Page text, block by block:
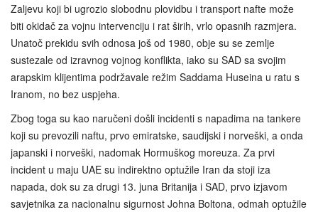
Zaljevu koji bi ugrozio slobodnu plovidbu i transport nafte može
biti okidač za vojnu intervenciju i rat širih, vrlo opasnih razmjera.
Unatoč prekidu svih odnosa još od 1980, obje su se zemlje
sustezale od izravnog vojnog konflikta, iako su SAD sa svojim
arapskim klijentima podržavale režim Saddama Huseina u ratu s
Iranom, no bez uspjeha.
Zbog toga su kao naručeni došli incidenti s napadima na tankere
koji su prevozili naftu, prvo emiratske, saudijski i norveški, a onda
japanski i norveški, nadomak Hormuškog moreuza. Za prvi
incident u maju UAE su indirektno optužile Iran da stoji iza
napada, dok su za drugi 13. juna Britanija i SAD, prvo izjavom
savjetnika za nacionalnu sigurnost Johna Boltona, odmah optužile